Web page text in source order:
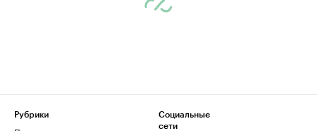
Рубрики
Социальные
сети